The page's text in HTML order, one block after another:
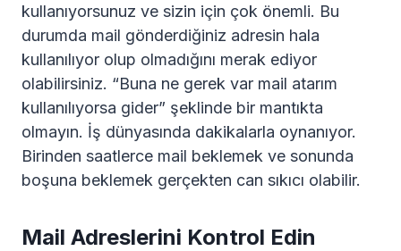
kullanıyorsunuz ve sizin için çok önemli. Bu
durumda mail gönderdiğiniz adresin hala
kullanılıyor olup olmadığını merak ediyor
olabilirsiniz. “Buna ne gerek var mail atarım
kullanılıyorsa gider” şeklinde bir mantıkta
olmayın. İş dünyasında dakikalarla oynanıyor.
Birinden saatlerce mail beklemek ve sonunda
boşuna beklemek gerçekten can sıkıcı olabilir.
Mail Adreslerini Kontrol Edin